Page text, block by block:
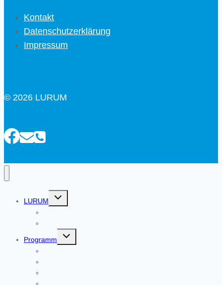
Kontakt
Datenschutzerklärung
Impressum
© 2026 LURUM
LURUM
Untermenü
Programm
Untermenü